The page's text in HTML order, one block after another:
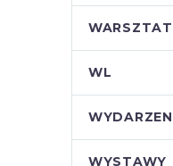
WL
WYSTAWY